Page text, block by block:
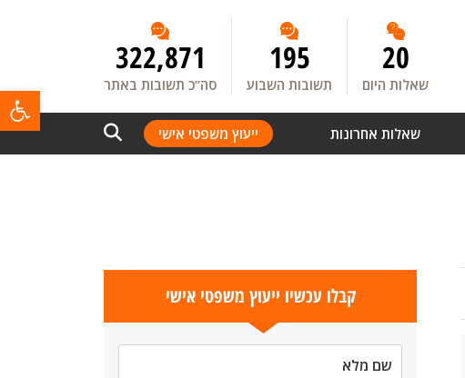
20
שאלות היום
195
תשובות השבוע
322,871
סה”כ תשובות באתר
שאלות אחרונות ייעוץ משפטי אישי
קבלו עכשיו ייעוץ משפטי אישי